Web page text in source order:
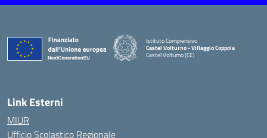
Istituto Comprensivo
Castel Volturno - Villaggio Coppola
Castel Volturno (CE)
Link Esterni
MIUR
Ufficio Scolastico Regionale